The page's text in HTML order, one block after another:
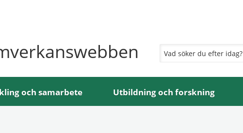
och samarbete Utbildning och forskning